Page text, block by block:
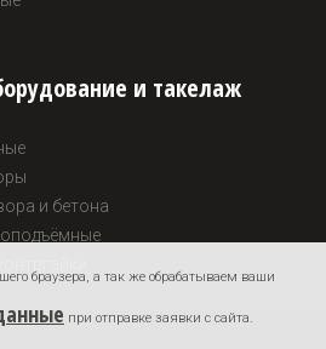
и такелаж
и бетона
браузера, а так же обрабатываем ваши
при отправке заявки с сайта.